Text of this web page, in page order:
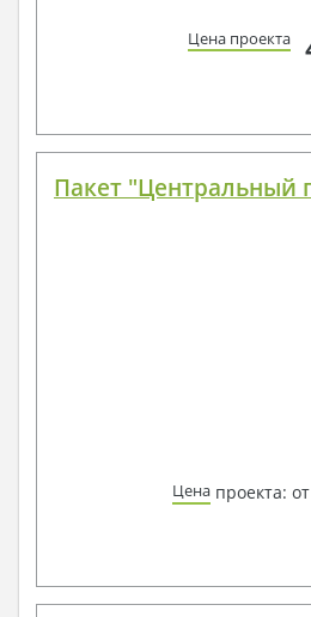
Цена проекта
Пакет "Центральный
Цена проекта: от